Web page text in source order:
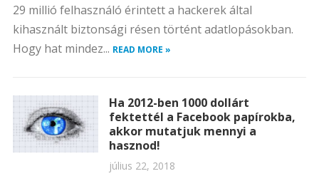
29 millió felhasználó érintett a hackerek által
kihasznált biztonsági résen történt adatlopásokban.
Hogy hat mindez... READ MORE »
Ha 2012-ben 1000 dollárt
fektettél a Facebook papírokba,
akkor mutatjuk mennyi a
hasznod!
július 22, 2018